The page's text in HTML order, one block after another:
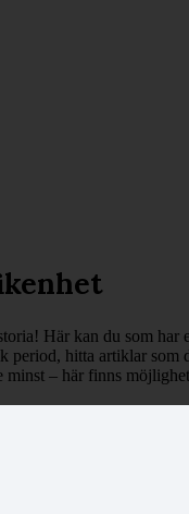
Här kan du som har
period, hitta artiklar som
– här finns